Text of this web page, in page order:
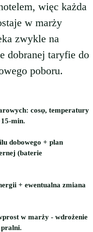
więc każda
w marży
zwykle na
dobranej taryfie do
poboru.
cosφ, temperatury
min.
dobowego + plan
(baterie
+ ewentualna zmiana
w marży - wdrożenie